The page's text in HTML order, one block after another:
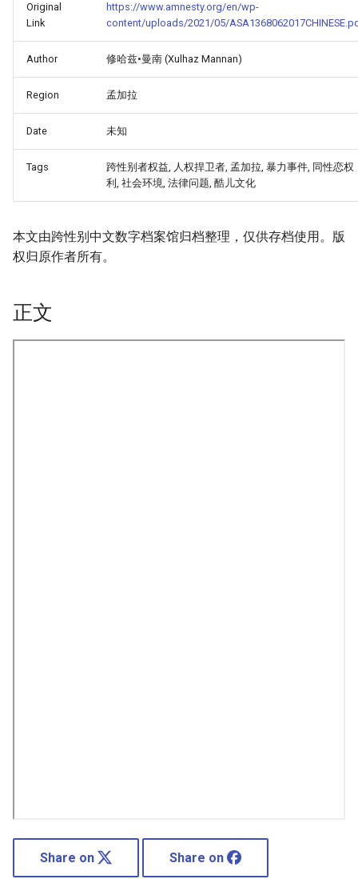
Original
Link
https://www.amnesty.org/en/wp-
content/uploads/2021/05/
Author 修哈兹•曼南 (Xulhaz Mannan)
Region 孟加拉
Date 未知
Tags
跨性别者权益, 人权捍卫者, 孟加拉, 暴力事件, 同性恋权
利, 社会环境, 法律问题, 酷儿文化
本文由跨性别中文数字档案馆归档整理，仅供存档使用。版
权归原作者所有。
正文
Share on Share on